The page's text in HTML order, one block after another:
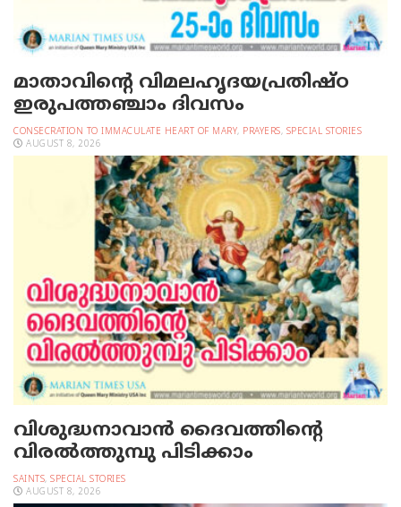
മാതാവിന്റെ വിമലഹൃദയപ്രതിഷ്ഠ
ഇരുപത്തഞ്ചാം ദിവസം
CONSECRATION TO IMMACULATE HEART OF MARY, PRAYERS, SPECIAL STORIES
AUGUST 8, 2026
വിശുദ്ധനാവാന്‍ ദൈവത്തിന്റെ
വിരല്‍ത്തുമ്പു പിടിക്കാം
SAINTS, SPECIAL STORIES
AUGUST 8, 2026